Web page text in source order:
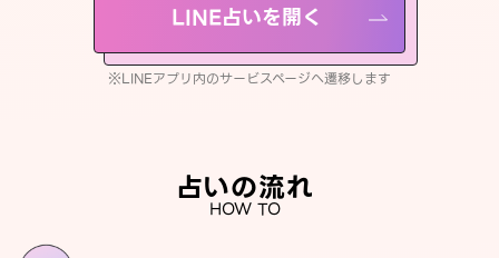
LINE占いを開く
※LINEアプリ内のサービスページへ遷移します
占いの流れ
HOW TO